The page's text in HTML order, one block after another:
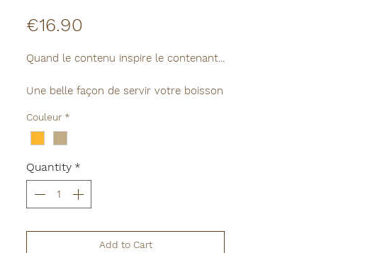
€16.90
Quand le contenu inspire le contenant...
Une belle façon de servir votre boisson
couvercle fabriqués à partir de
fibres de bois
- coque extérieure en
recyclé
Couleur *
Quantity *
Add to Cart